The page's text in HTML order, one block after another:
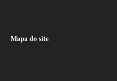
Mapa do site